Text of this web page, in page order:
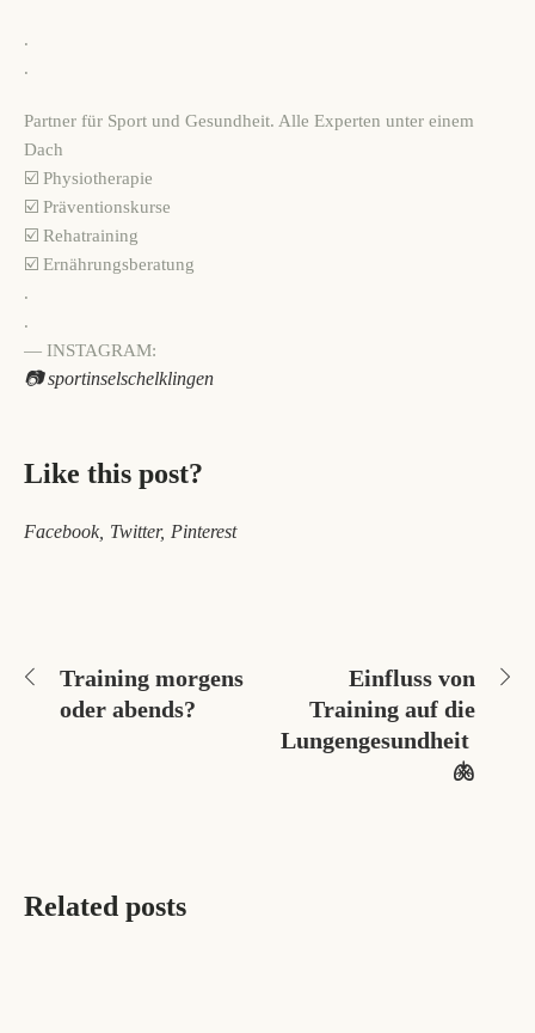
.
.
Partner für Sport und Gesundheit. Alle Experten unter einem
Dach
☑️ Physiotherapie
☑️ Präventionskurse
☑️ Rehatraining
☑️ Ernährungsberatung
.
.
— INSTAGRAM:
📷 sportinselschelklingen
Like this post?
Facebook Twitter Pinterest
Training morgens
oder abends?
Einfluss von
Training auf die
Lungengesundheit
🫁
Related posts